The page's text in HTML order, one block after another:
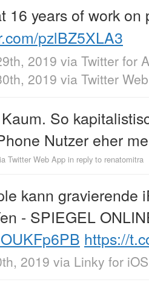
16 years of work on
pzlBZ5XLA3
2019 via Twitter for
2019 via Twitter
Kaum. So
Nutzer eher
Twitter Web App in reply to renatomitra
kann gravierende
- SPIEGEL
https://
2019 via Linky for iOS